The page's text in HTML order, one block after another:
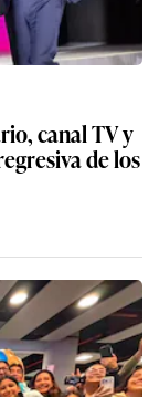
canal TV y
de los